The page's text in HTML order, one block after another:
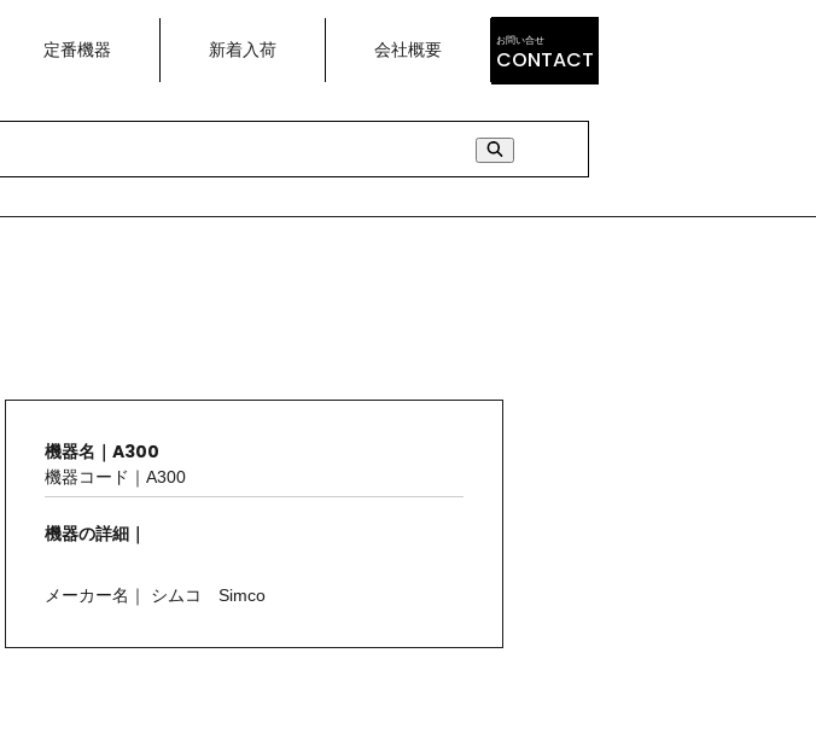
定番機器 新着入荷 会社概要 お問い合せ
CONTACT
機器名｜A300
機器コード｜A300
機器の詳細｜
メーカー名｜ シムコ Simco